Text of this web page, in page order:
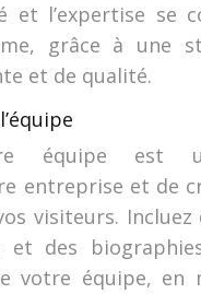
et l’expertise se
grâce à une
et de qualité.
équipe est
entreprise et de
visiteurs.
et des
votre équipe, en